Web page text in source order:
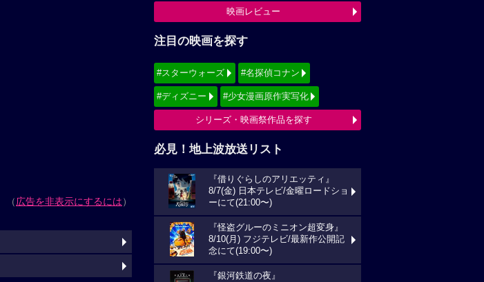
（広告を非表示にするには）
映画レビュー
注目の映画を探す
#スターウォーズ #名探偵コナン
#ディズニー #少女漫画原作実写化
シリーズ・映画祭作品を探す
必見！地上波放送リスト
『借りぐらしのアリエッティ』
8/7(金) 日本テレビ/金曜ロードショ
ーにて(21:00〜)
『怪盗グルーのミニオン超変身』
8/10(月) フジテレビ/最新作公開記
念にて(19:00〜)
『銀河鉄道の夜』